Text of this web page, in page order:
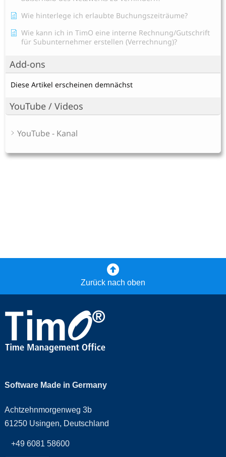
Wie hinterlege ich erlaubte Buchungszeiträume?
Wie kann ich in TimO eine interne Rechnung/Gutschrift
für Subunternehmer erstellen (Verrechnung)?
Add-ons
Diese Artikel erscheinen demnächst
YouTube / Videos
YouTube - Kanal
Zurück nach oben
Software Made in Germany
Achtzehnmorgenweg 3b
61250 Usingen, Deutschland
+49 6081 58600